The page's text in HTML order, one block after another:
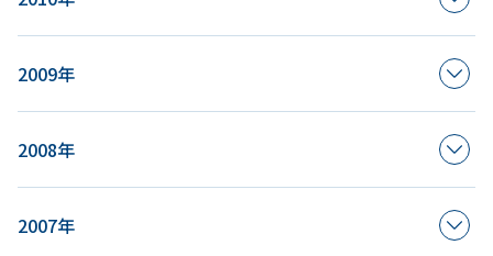
2009年
2008年
2007年